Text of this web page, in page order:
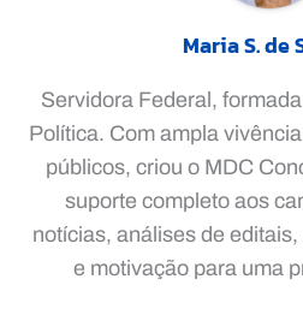
Maria S. de
Servidora Federal,
Política. Com ampla
públicos, criou o MDC
suporte completo aos
notícias, análises de
e motivação para uma